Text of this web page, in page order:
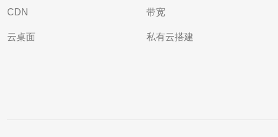
CDN
云桌面
带宽
私有云搭建